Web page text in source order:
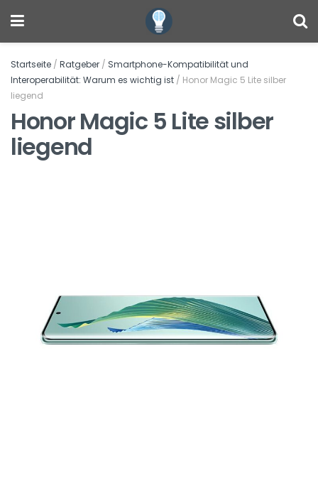
Startseite / Ratgeber / Smartphone-Kompatibilität und
Interoperabilität: Warum es wichtig ist / Honor Magic 5 Lite silber
liegend
Honor Magic 5 Lite silber
liegend